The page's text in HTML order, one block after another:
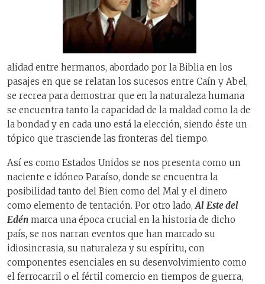
alidad entre hermanos, abordado por la Biblia en los
pasajes en que se relatan los sucesos entre Caín y Abel,
se recrea para demostrar que en la naturaleza humana
se encuentra tanto la capacidad de la maldad como la de
la bondad y en cada uno está la elección, siendo éste un
tópico que trasciende las fronteras del tiempo.
Así es como Estados Unidos se nos presenta como un
naciente e idóneo Paraíso, donde se encuentra la
posibilidad tanto del Bien como del Mal y el dinero
como elemento de tentación. Por otro lado, Al Este del
Edén marca una época crucial en la historia de dicho
país, se nos narran eventos que han marcado su
idiosincrasia, su naturaleza y su espíritu, con
componentes esenciales en su desenvolvimiento como
el ferrocarril o el fértil comercio en tiempos de guerra,